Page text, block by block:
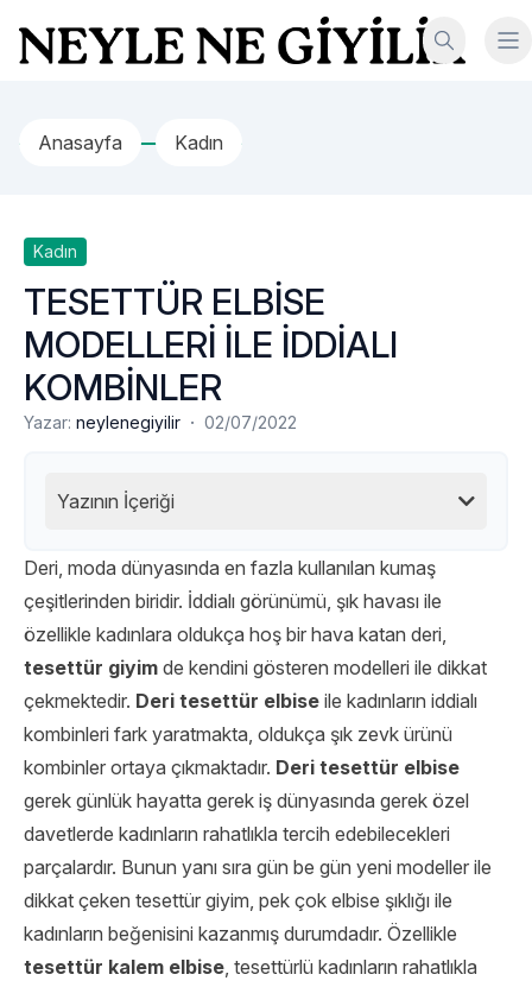
Neyle Ne Giyilir
Anasayfa Kadın
Kadın
TESETTÜR ELBİSE
MODELLERİ İLE İDDİALI
KOMBİNLER
Yazar: neylenegiyilir · 02/07/2022
Yazının İçeriği
Deri, moda dünyasında en fazla kullanılan kumaş
çeşitlerinden biridir. İddialı görünümü, şık havası ile
özellikle kadınlara oldukça hoş bir hava katan deri,
tesettür giyim de kendini gösteren modelleri ile dikkat
çekmektedir. Deri tesettür elbise ile kadınların iddialı
kombinleri fark yaratmakta, oldukça şık zevk ürünü
kombinler ortaya çıkmaktadır. Deri tesettür elbise
gerek günlük hayatta gerek iş dünyasında gerek özel
davetlerde kadınların rahatlıkla tercih edebilecekleri
parçalardır. Bunun yanı sıra gün be gün yeni modeller ile
dikkat çeken tesettür giyim, pek çok elbise şıklığı ile
kadınların beğenisini kazanmış durumdadır. Özellikle
tesettür kalem elbise, tesettürlü kadınların rahatlıkla